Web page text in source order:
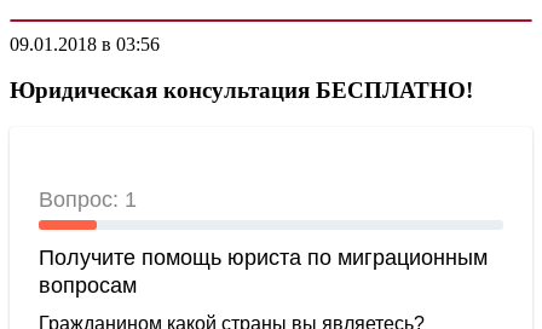
09.01.2018 в 03:56
Юридическая консультация БЕСПЛАТНО!